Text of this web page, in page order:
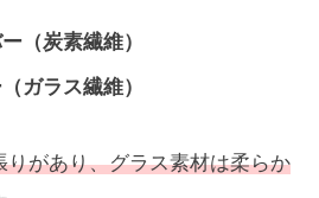
（炭素繊維）
ガラス繊維）
があり、グラス素材は柔らか